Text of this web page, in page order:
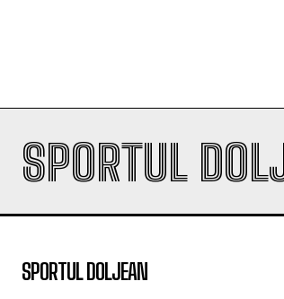
SPORTUL
SPORTUL DOLJEAN